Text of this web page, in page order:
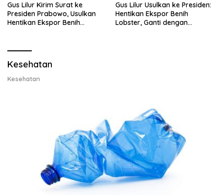
Gus Lilur Kirim Surat ke
Presiden Prabowo, Usulkan
Hentikan Ekspor Benih
Gus Lilur Usulkan ke Presiden:
Hentikan Ekspor Benih
Lobster, Ganti dengan
Kesehatan
Kesehatan